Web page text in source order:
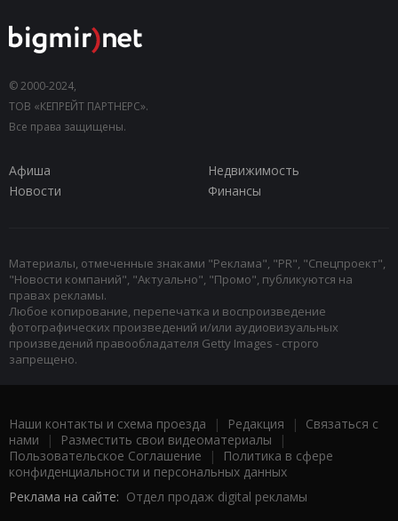
© 2000-2024,
ТОВ «КЕПРЕЙТ ПАРТНЕРС».
Все права защищены.
Афиша
Недвижимость
Новости
Финансы
Материалы, отмеченные знаками "Реклама", "PR", "Спецпроект",
"Новости компаний", "Актуально", "Промо", публикуются на
правах рекламы.
Любое копирование, перепечатка и воспроизведение
фотографических произведений и/или аудиовизуальных
произведений правообладателя Getty Images - строго
запрещено.
Наши контакты и схема проезда | Редакция | Связаться с
нами | Разместить свои видеоматериалы |
Пользовательское Соглашение |
Политика в сфере
конфиденциальности и персональных данных
Реклама на сайте: Отдел продаж digital рекламы